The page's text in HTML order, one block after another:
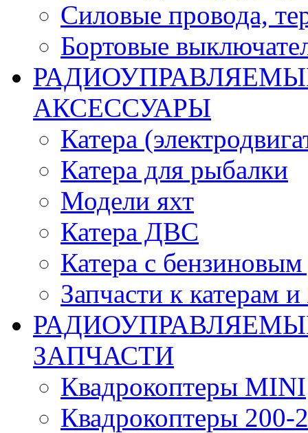
Силовые провода,
Бортовые
АКСЕССУАРЫ
Катера
Катера для рыбалки
Модели яхт
Катера ДВС
Катера с бензиновым
Запчасти к катерам
ЗАПЧАСТИ
Квадрокоптеры MINI
Квадрокоптеры 200-